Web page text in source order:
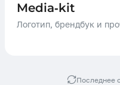
Media-kit
Логотип, брендбук и
Последнее